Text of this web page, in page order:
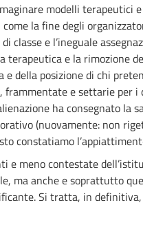
modelli terapeutici
la fine degli
classe e l’ineguale
terapeutica e la rimozione
della posizione di chi
e settarie per
ha consegnato
(nuovamente: non
constatiamo
e meno contestate
ma anche e soprattutto
Si tratta, in